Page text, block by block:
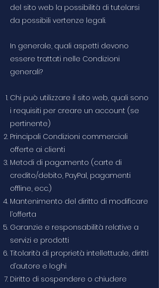
del sito web la possibilità di tutelarsi
da possibili vertenze legali.
In generale, quali aspetti devono
essere trattati nelle Condizioni
generali?
Chi può utilizzare il sito web, quali sono
i requisiti per creare un account (se
pertinente)
Principali Condizioni commerciali
offerte ai clienti
​Metodi di pagamento (carte di
credito/debito, PayPal, pagamenti
offline, ecc.)
Mantenimento del diritto di modificare
l’offerta
Garanzie e responsabilità relative a
servizi e prodotti
Titolarità di proprietà intellettuale, diritti
d’autore e loghi
Diritto di sospendere o chiudere